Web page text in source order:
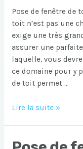
Pose de fenêtre de
toit n’est pas une
exige une très
assurer une
laquelle, vous
ce domaine pour y
de toit permet …
Pose
de
Lire la suite »